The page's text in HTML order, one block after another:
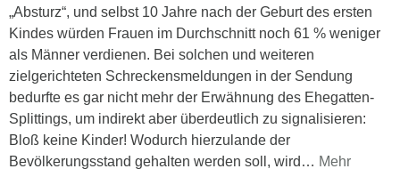
„Absturz“, und selbst 10 Jahre nach der Geburt des ersten
Kindes würden Frauen im Durchschnitt noch 61 % weniger
als Männer verdienen. Bei solchen und weiteren
zielgerichteten Schreckensmeldungen in der Sendung
bedurfte es gar nicht mehr der Erwähnung des Ehegatten-
Splittings, um indirekt aber überdeutlich zu signalisieren:
Bloß keine Kinder! Wodurch hierzulande der
Bevölkerungsstand gehalten werden soll, wird … Mehr